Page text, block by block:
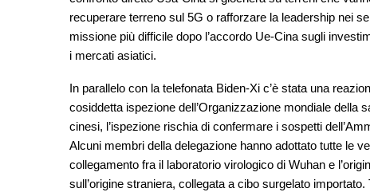
recuperare terreno sul 5G o rafforzare la leadership nei
missione più difficile dopo l’accordo Ue-Cina sugli
i mercati asiatici.
In parallelo con la telefonata Biden-Xi c’è stata una
cosiddetta ispezione dell’Organizzazione mondiale della
cinesi, l’ispezione rischia di confermare i sospetti
Alcuni membri della delegazione hanno adottato tutte le
collegamento fra il laboratorio virologico di Wuhan e
sull’origine straniera, collegata a cibo surgelato